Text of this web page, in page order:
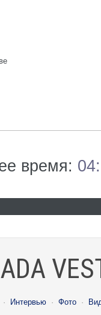
время:
· Интервью · Фото ·